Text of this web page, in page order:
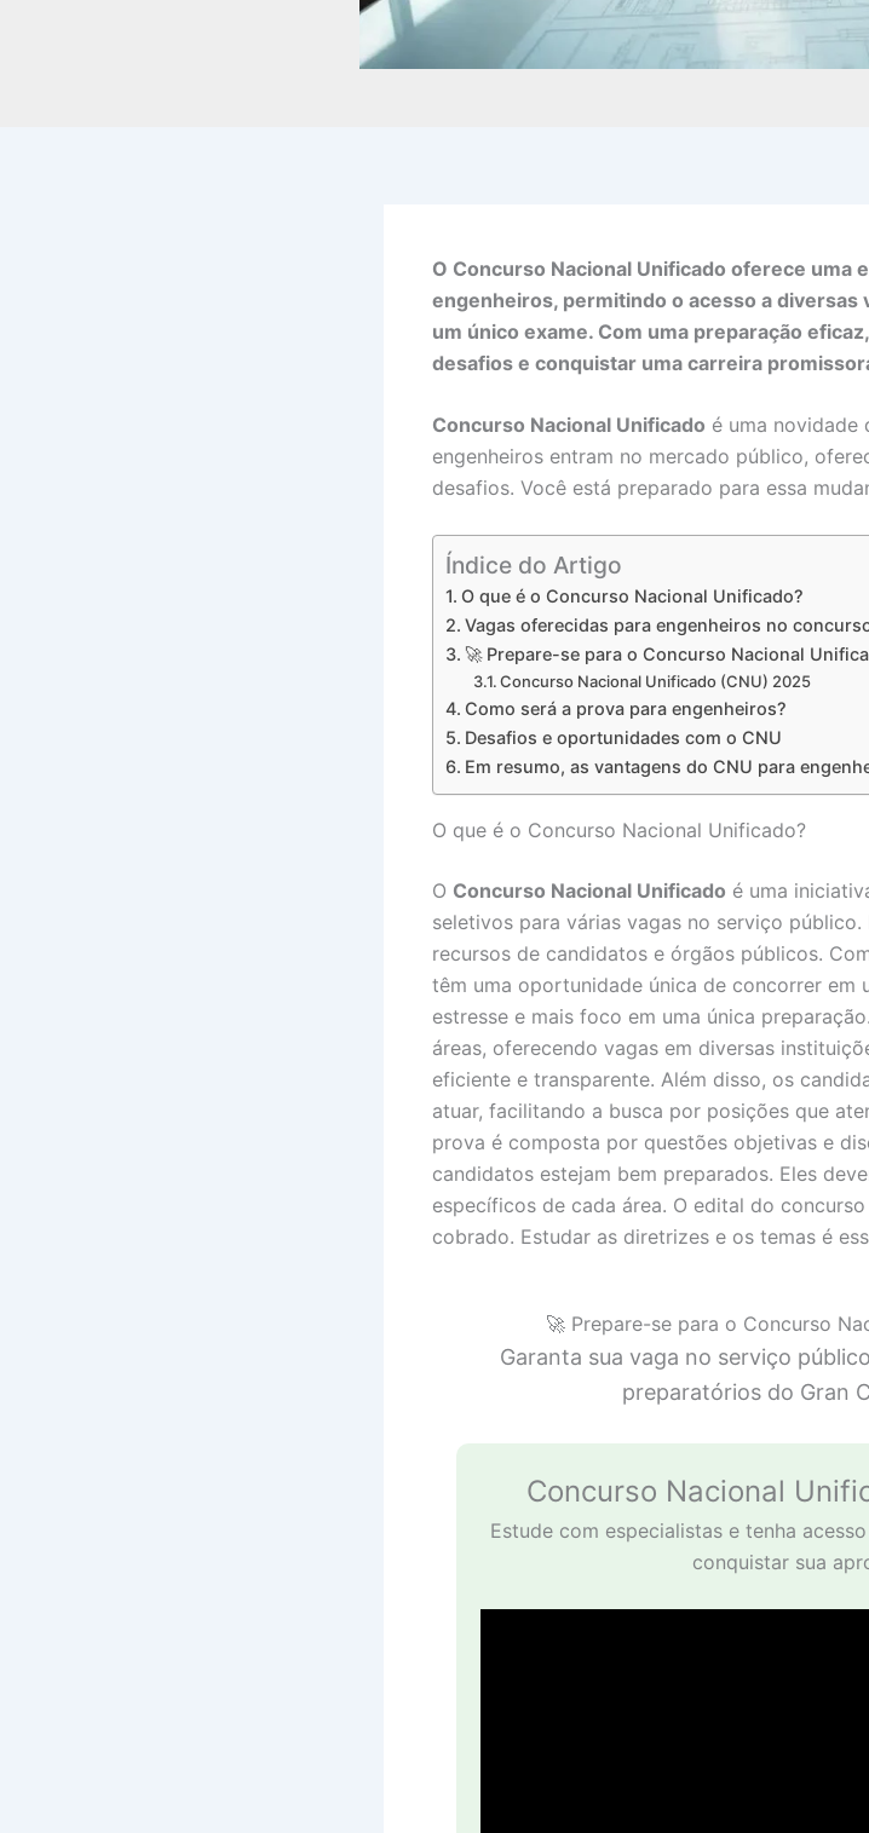
O Concurso Nacional Unificado oferece uma
engenheiros, permitindo o acesso a diversas
um único exame. Com uma preparação
desafios e conquistar uma carreira
Concurso Nacional Unificado é uma novidade
engenheiros entram no mercado público,
desafios. Você está preparado para essa
Índice do Artigo
O que é o Concurso Nacional Unificado?
Vagas oferecidas para engenheiros no
🚀 Prepare-se para o Concurso Nacional
Concurso Nacional Unificado (CNU) 2025
Como será a prova para engenheiros?
Desafios e oportunidades com o CNU
Em resumo, as vantagens do CNU para
O que é o Concurso Nacional Unificado?
O Concurso Nacional Unificado é uma
seletivos para várias vagas no serviço
recursos de candidatos e órgãos públicos.
têm uma oportunidade única de concorrer em
estresse e mais foco em uma única
áreas, oferecendo vagas em diversas
eficiente e transparente. Além disso, os
atuar, facilitando a busca por posições que
prova é composta por questões objetivas e
candidatos estejam bem preparados. Eles
específicos de cada área. O edital do
cobrado. Estudar as diretrizes e os temas é
🚀 Prepare-se para o Concurso
Garanta sua vaga no serviço
preparatórios do Gran
Concurso Nacional
Estude com especialistas e tenha
conquistar sua